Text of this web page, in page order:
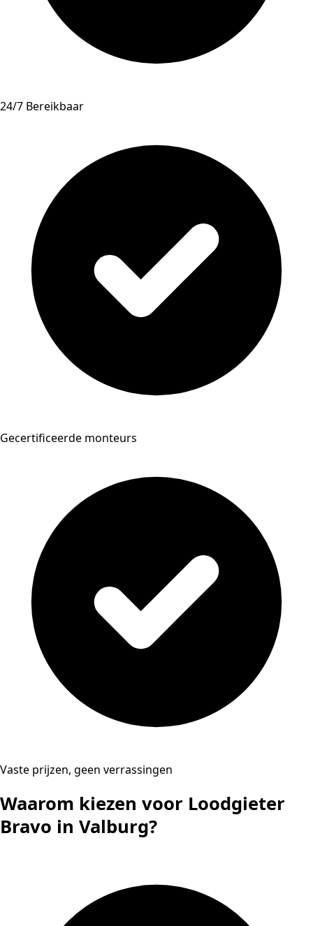
24/7 Bereikbaar
Gecertificeerde monteurs
Vaste prijzen, geen verrassingen
Waarom kiezen voor Loodgieter
Bravo in Valburg?